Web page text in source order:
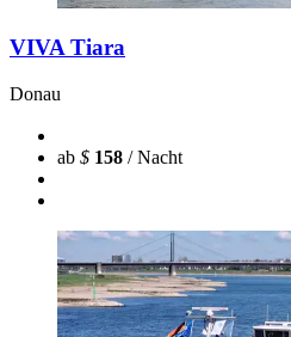
VIVA Tiara
Donau
ab $ 158 / Nacht